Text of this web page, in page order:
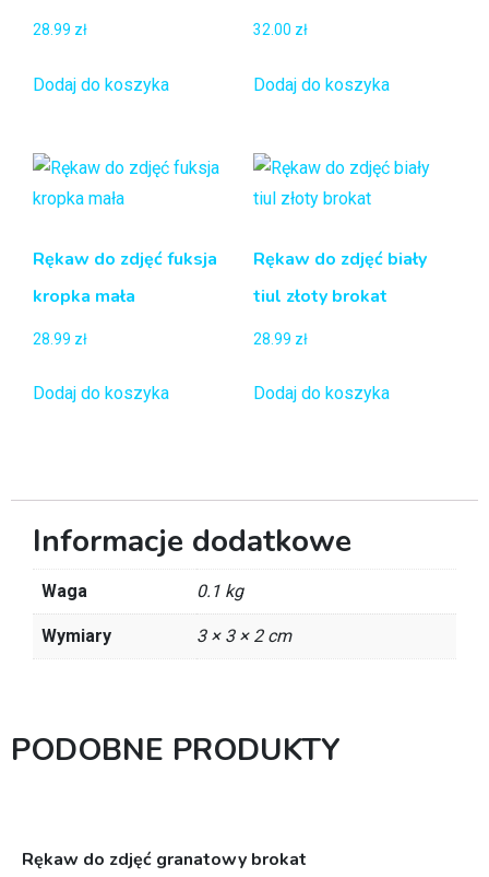
28.99 zł
Dodaj do koszyka
32.00 zł
Dodaj do koszyka
Rękaw do zdjęć fuksja
kropka mała
28.99 zł
Dodaj do koszyka
Rękaw do zdjęć biały
tiul złoty brokat
28.99 zł
Dodaj do koszyka
Informacje dodatkowe
Waga 0.1 kg
Wymiary 3 × 3 × 2 cm
PODOBNE PRODUKTY
Rękaw do zdjęć granatowy brokat